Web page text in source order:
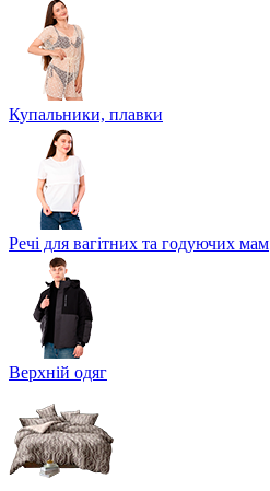
Купальники, плавки
Речі для вагітних та годуючих мам
Верхній одяг